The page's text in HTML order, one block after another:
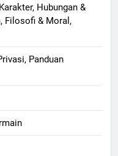
Hubungan &
Filosofi & Moral,
Panduan